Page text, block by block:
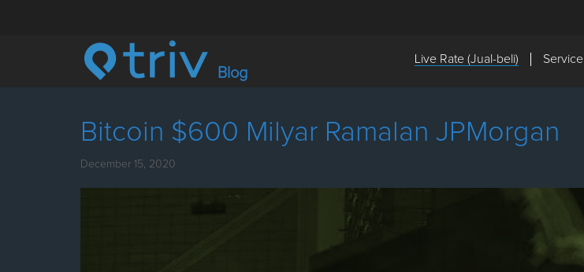
Blog
Live Rate (Jual-beli) Service
Bitcoin $600 Milyar Ramalan JPMorgan
December 15, 2020